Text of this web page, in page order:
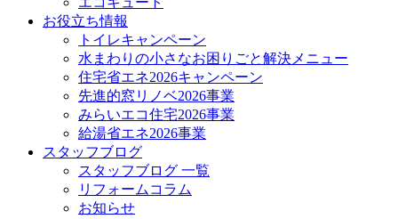
お役立ち情報
トイレキャンペーン
水まわりの小さなお困りごと解決メニュー
住宅省エネ2026キャンペーン
先進的窓リノベ2026事業
みらいエコ住宅2026事業
給湯省エネ2026事業
スタッフブログ
スタッフブログ 一覧
リフォームコラム
お知らせ